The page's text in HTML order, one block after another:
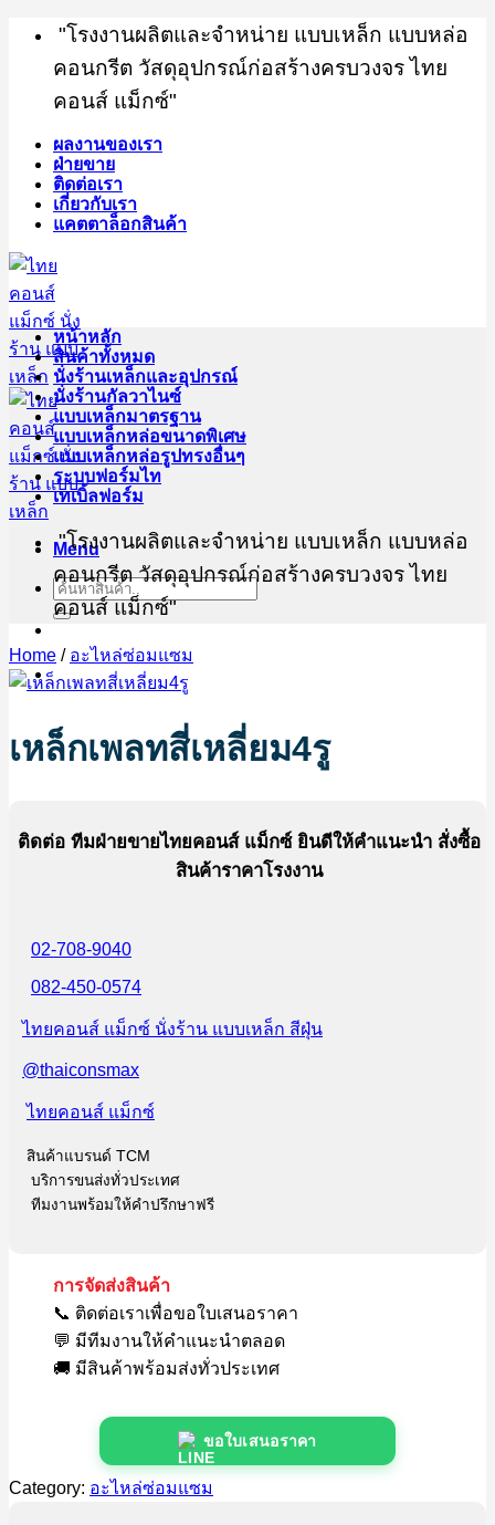
content
"โรงงานผลิตและจำหน่าย แบบเหล็ก แบบหล่อ
คอนกรีต วัสดุอุปกรณ์ก่อสร้างครบวงจร ไทย
คอนส์ แม็กซ์"
ผลงานของเรา
ฝ่ายขาย
ติดต่อเรา
เกี่ยวกับเรา
แคตตาล็อกสินค้า
Menu
Search
for:
ต้องการสอบถามข้อมูล ขอใบเสนอราคา ทีมฝ่าย
082-450-0574
02-708-9040
@thaiconsmax
หน้าหลัก
สินค้าทั้งหมด
นั่งร้านเหล็กและอุปกรณ์
นั่งร้านกัลวาไนซ์
แบบเหล็กมาตรฐาน
แบบเหล็กหล่อขนาดพิเศษ
แบบเหล็กหล่อรูปทรงอื่นๆ
ระบบฟอร์มไท
เทเบิ้ลฟอร์ม
"โรงงานผลิตและจำหน่าย แบบเหล็ก แบบหล่อ
คอนกรีต วัสดุอุปกรณ์ก่อสร้างครบวงจร ไทย
คอนส์ แม็กซ์"
Home / อะไหล่ซ่อมแซม
เหล็กเพลทสี่เหลี่ยม4รู
ติดต่อ ทีมฝ่ายขายไทยคอนส์ แม็กซ์ ยินดีให้คำแนะนำ สั่งซื้อ
สินค้าราคาโรงงาน
02-708-9040
082-450-0574
ไทยคอนส์ แม็กซ์ นั่งร้าน แบบเหล็ก สีฝุ่น
@thaiconsmax
ไทยคอนส์ แม็กซ์
สินค้าแบรนด์ TCM
บริการขนส่งทั่วประเทศ
ทีมงานพร้อมให้คำปรึกษาฟรี
การจัดส่งสินค้า
📞 ติดต่อเราเพื่อขอใบเสนอราคา
💬 มีทีมงานให้คำแนะนำตลอด
🚚 มีสินค้าพร้อมส่งทั่วประเทศ
ขอใบเสนอราคา
Category: อะไหล่ซ่อมแซม